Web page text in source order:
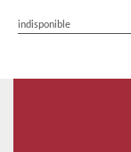
indisponible